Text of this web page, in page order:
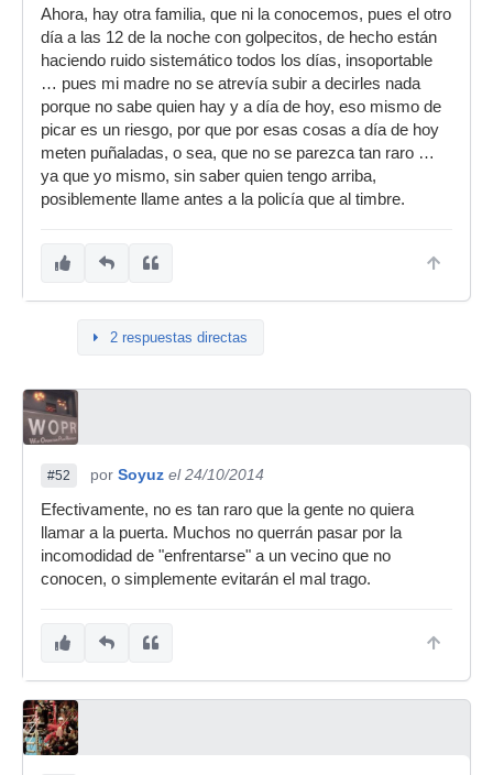
Ahora, hay otra familia, que ni la conocemos, pues el otro
día a las 12 de la noche con golpecitos, de hecho están
haciendo ruido sistemático todos los días, insoportable
… pues mi madre no se atrevía subir a decirles nada
porque no sabe quien hay y a día de hoy, eso mismo de
picar es un riesgo, por que por esas cosas a día de hoy
meten puñaladas, o sea, que no se parezca tan raro …
ya que yo mismo, sin saber quien tengo arriba,
posiblemente llame antes a la policía que al timbre.
2 respuestas directas
#52 por Soyuz el 24/10/2014
Efectivamente, no es tan raro que la gente no quiera
llamar a la puerta. Muchos no querrán pasar por la
incomodidad de "enfrentarse" a un vecino que no
conocen, o simplemente evitarán el mal trago.